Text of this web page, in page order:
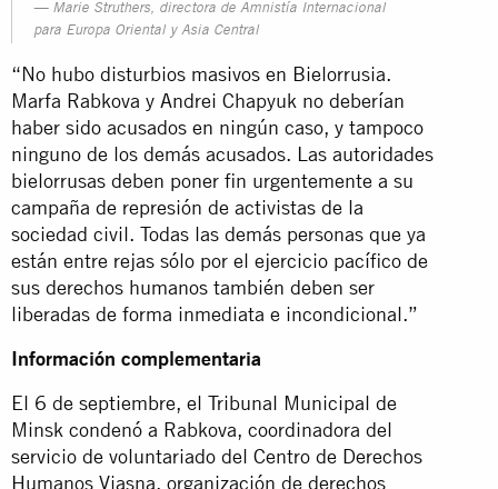
Marie Struthers, directora de Amnistía Internacional
para Europa Oriental y Asia Central
“No hubo disturbios masivos en Bielorrusia.
Marfa Rabkova y Andrei Chapyuk no deberían
haber sido acusados en ningún caso, y tampoco
ninguno de los demás acusados. Las autoridades
bielorrusas deben poner fin urgentemente a su
campaña de represión de activistas de la
sociedad civil. Todas las demás personas que ya
están entre rejas sólo por el ejercicio pacífico de
sus derechos humanos también deben ser
liberadas de forma inmediata e incondicional.”
Información complementaria
El 6 de septiembre, el Tribunal Municipal de
Minsk condenó a Rabkova, coordinadora del
servicio de voluntariado del Centro de Derechos
Humanos Viasna, organización de derechos